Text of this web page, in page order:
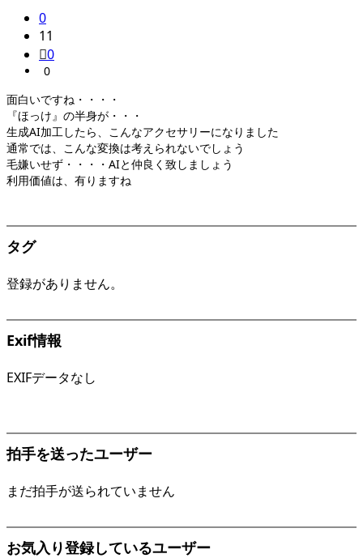
0
11
0
0
面白いですね・・・・
『ほっけ』の半身が・・・
生成AI加工したら、こんなアクセサリーになりました
通常では、こんな変換は考えられないでしょう
毛嫌いせず・・・・AIと仲良く致しましょう
利用価値は、有りますね
タグ
登録がありません。
Exif情報
EXIFデータなし
拍手を送ったユーザー
まだ拍手が送られていません
お気入り登録しているユーザー